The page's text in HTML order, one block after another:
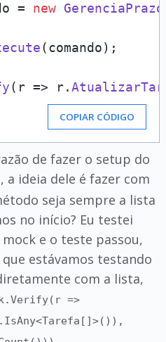
= new
(comando);
(r => r.
COPIAR CÓDIGO
de fazer o setup do
, a ideia dele é fazer com
seja sempre a lista
no início? Eu testei
e o teste passou,
estávamos testando
com a lista,
=>